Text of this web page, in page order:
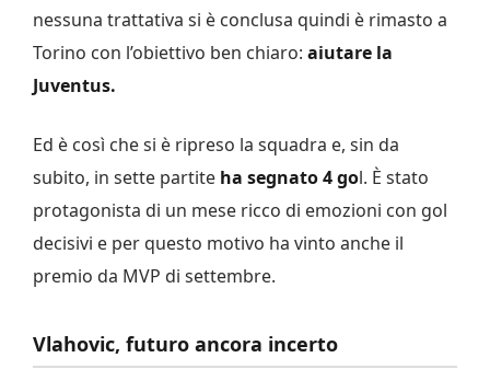
nessuna trattativa si è conclusa quindi è rimasto a
Torino con l’obiettivo ben chiaro: aiutare la
Juventus.
Ed è così che si è ripreso la squadra e, sin da
subito, in sette partite ha segnato 4 gol. È stato
protagonista di un mese ricco di emozioni con gol
decisivi e per questo motivo ha vinto anche il
premio da MVP di settembre.
Vlahovic, futuro ancora incerto